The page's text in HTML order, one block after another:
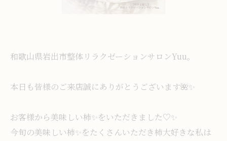
和歌山県岩出市整体リラクゼーションサロンYuu。
本日も皆様のご来店誠にありがとうございます🌺✨
お客様から美味しい柿✨️をいただきました♡✨️
今旬の美味しい柿✨️をたくさんいただき柿大好きな私は